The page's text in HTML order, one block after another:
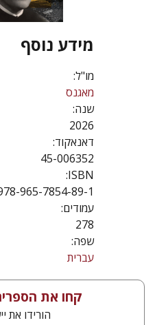
מידע נוסף
מו"ל:
מאגנס
שנה:
2026
דאנאקוד:
45-006352
ISBN:
965-7854-89-1
עמודים:
278
שפה:
עברית
קחו את
הורידו את